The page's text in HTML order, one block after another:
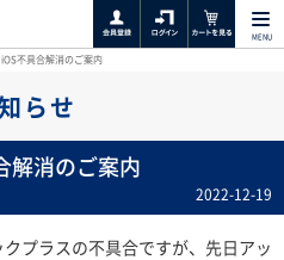
MENU
不具合解消のご案内
らせ
消のご案内
2022-12-19
プラスの不具合ですが、先日アッ